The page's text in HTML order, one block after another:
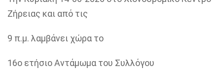
Ζήρειας και από τις
9 π.μ. λαμβάνει χώρα το
16ο ετήσιο Αντάμωμα του Συλλόγου